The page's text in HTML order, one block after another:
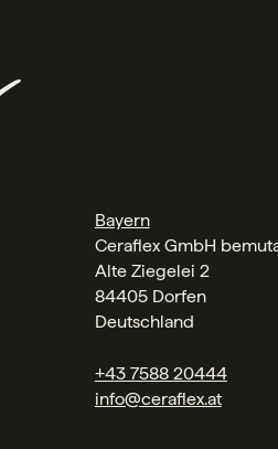
Bayern
Ceraflex GmbH
Alte Ziegelei 2
84405 Dorfen
Deutschland
+43 7588 20444
info@ceraflex.at